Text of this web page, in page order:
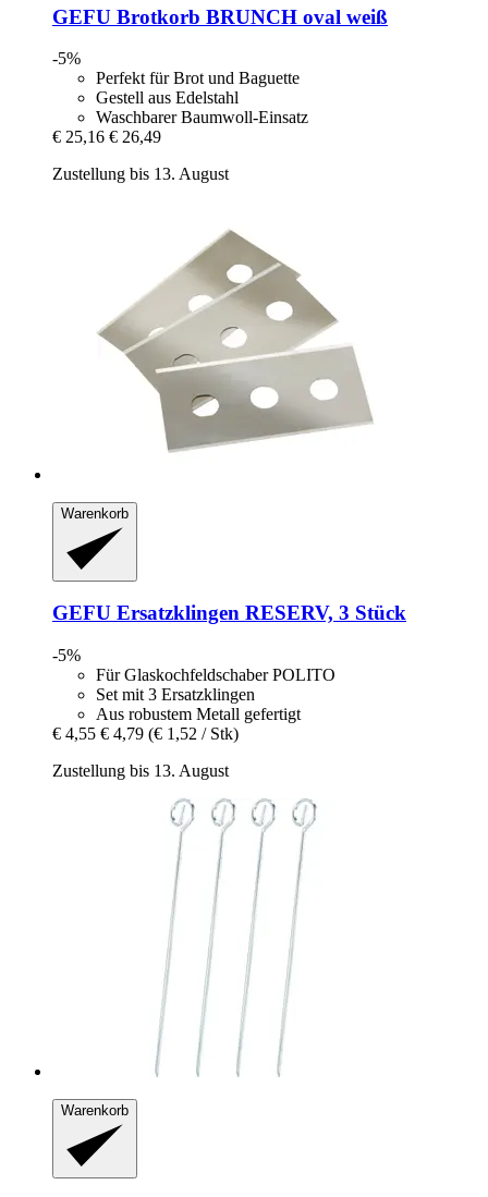
GEFU Brotkorb BRUNCH oval weiß
-5%
Perfekt für Brot und Baguette
Gestell aus Edelstahl
Waschbarer Baumwoll-Einsatz
€ 25,16 € 26,49
Zustellung bis 13. August
Warenkorb
GEFU Ersatzklingen RESERV, 3 Stück
-5%
Für Glaskochfeldschaber POLITO
Set mit 3 Ersatzklingen
Aus robustem Metall gefertigt
€ 4,55 € 4,79 (€ 1,52 / Stk)
Zustellung bis 13. August
Warenkorb